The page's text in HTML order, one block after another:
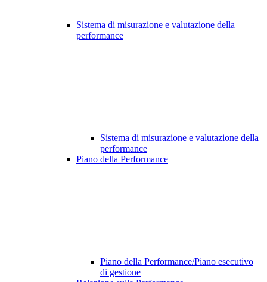
Sistema di misurazione e valutazione della
performance
Sistema di misurazione e valutazione della
performance
Piano della Performance
Piano della Performance/Piano esecutivo
di gestione